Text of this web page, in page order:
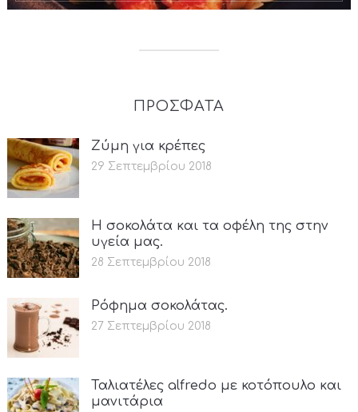
ΠΡΟΣΦΑΤΑ
Ζύμη για κρέπες
29 Σεπτεμβρίου 2018
Η σοκολάτα και τα οφέλη της στην
υγεία μας.
28 Σεπτεμβρίου 2018
Ρόφημα σοκολάτας.
27 Σεπτεμβρίου 2018
Ταλιατέλες alfredo με κοτόπουλο και
μανιτάρια